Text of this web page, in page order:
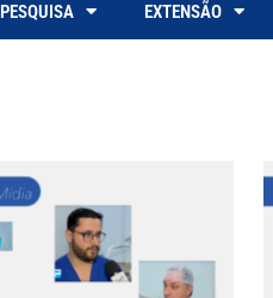
PESQUISA EXTENSÃO